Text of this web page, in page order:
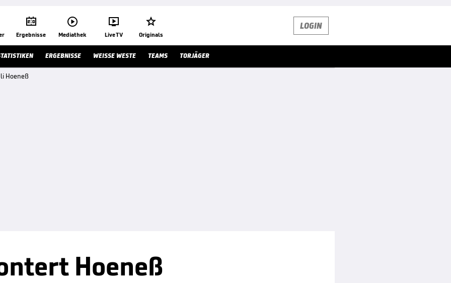

Ergebnisse

Mediathek

Live TV

Originals
LOGIN
ERGEBNISSE WEISSE WESTE TEAMS TORJÄGER
Hoeneß
Hoeneß